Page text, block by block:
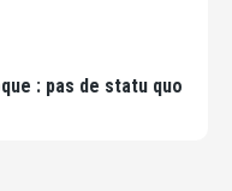
: pas de statu quo